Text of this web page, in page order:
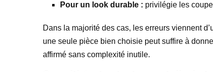
Pour un look durable : privilégie les
Dans la majorité des cas, les erreurs viennent
une seule pièce bien choisie peut suffire à
affirmé sans complexité inutile.